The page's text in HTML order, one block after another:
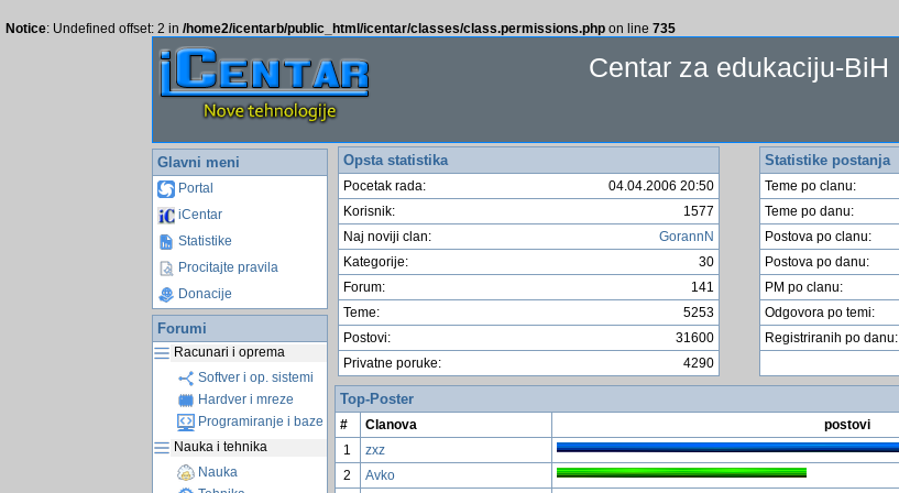
Notice: Undefined offset: 2 in /home2/icentarb/public_html/icentar/classes/class.permissions.php on line 735
Centar za edukaciju-BiH
Glavni meni
Portal
iCentar
Statistike
Procitajte pravila
Donacije
Forumi
Racunari i oprema
Softver i op. sistemi
Hardver i mreze
Programiranje i baze
Nauka i tehnika
Nauka
Opsta statistika
04.04.2006 20:50
Pocetak rada:
1577
Korisnik:
GorannN
Naj noviji clan:
30
Kategorije:
141
Forum:
5253
Teme:
31600
Postovi:
4290
Privatne poruke:
Statistike postanja
Teme po clanu:
Teme po danu:
Postova po clanu:
Postova po danu:
PM po clanu:
Odgovora po temi:
Registriranih po danu:
Top-Poster
# Clanova
postovi
1
zxz
2
Avko